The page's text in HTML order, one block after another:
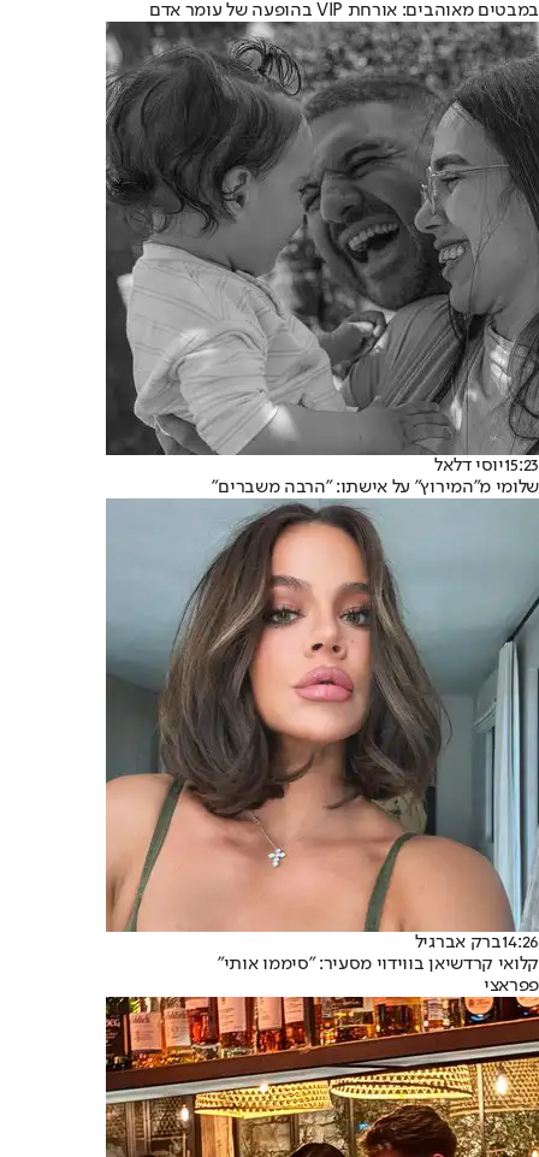
במבטים מאוהבים: אורחת VIP בהופעה של עומר אדם
15:23יוסי דלאל
שלומי מ"המירוץ" על אישתו: "הרבה משברים"
14:26ברק אברגיל
קלואי קרדשיאן בווידוי מסעיר: "סיממו אותי"
פפראצי